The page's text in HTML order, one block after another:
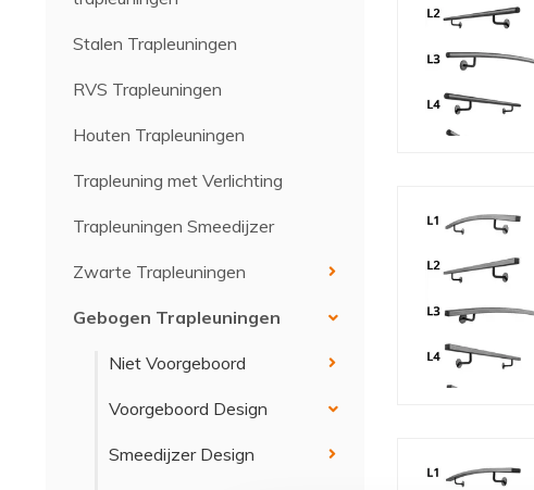
Stalen Trapleuningen
RVS Trapleuningen
Houten Trapleuningen
Trapleuning met Verlichting
Trapleuningen Smeedijzer
Zwarte Trapleuningen
Gebogen Trapleuningen
Niet Voorgeboord
Voorgeboord Design
Smeedijzer Design